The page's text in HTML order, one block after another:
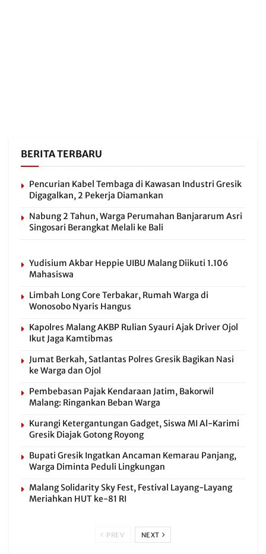
BERITA TERBARU
Pencurian Kabel Tembaga di Kawasan Industri Gresik
Digagalkan, 2 Pekerja Diamankan
Nabung 2 Tahun, Warga Perumahan Banjararum Asri
Singosari Berangkat Melali ke Bali
Yudisium Akbar Heppie UIBU Malang Diikuti 1.106
Mahasiswa
Limbah Long Core Terbakar, Rumah Warga di
Wonosobo Nyaris Hangus
Kapolres Malang AKBP Rulian Syauri Ajak Driver Ojol
Ikut Jaga Kamtibmas
Jumat Berkah, Satlantas Polres Gresik Bagikan Nasi
ke Warga dan Ojol
Pembebasan Pajak Kendaraan Jatim, Bakorwil
Malang: Ringankan Beban Warga
Kurangi Ketergantungan Gadget, Siswa MI Al-Karimi
Gresik Diajak Gotong Royong
Bupati Gresik Ingatkan Ancaman Kemarau Panjang,
Warga Diminta Peduli Lingkungan
Malang Solidarity Sky Fest, Festival Layang-Layang
Meriahkan HUT ke-81 RI
PREV NEXT